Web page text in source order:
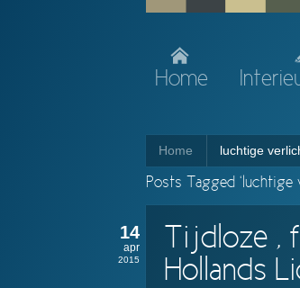
Home
Home luchtige
Posts Tagged ‘luchtige
14
apr
2015
Tijdloze ,
Hollands